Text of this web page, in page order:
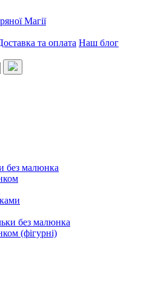
Магії
та оплата Наш блог
без малюнка
без малюнка
(фігурні)